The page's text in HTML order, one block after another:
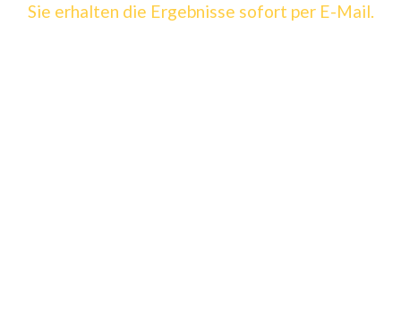
Sie erhalten die Ergebnisse sofort per E-Mail.